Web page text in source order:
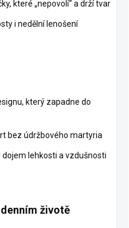
které „nepovolí“ a drží tvar
i nedělní lenošení
který zapadne do
bez údržbového martyria
lehkosti a vzdušnosti
životě